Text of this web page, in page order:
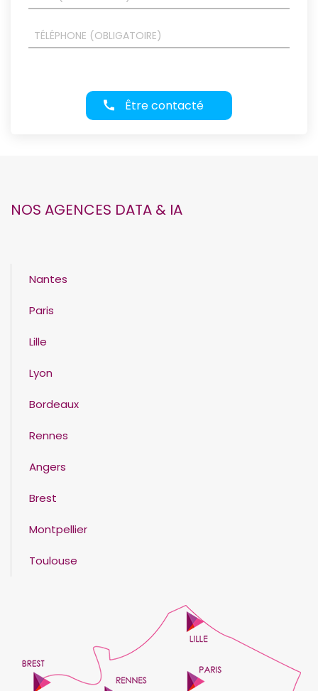
Être contacté
NOS AGENCES DATA & IA
Nantes
Paris
Lille
Lyon
Bordeaux
Rennes
Angers
Brest
Montpellier
Toulouse